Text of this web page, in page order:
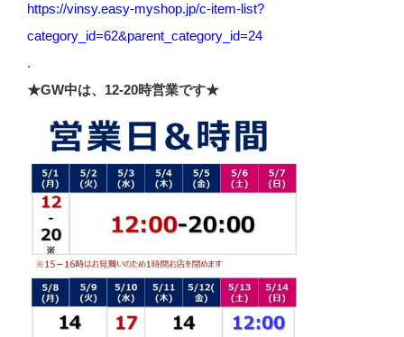
https://vinsy.easy-myshop.jp/c-item-list?
category_id=62&parent_category_id=24
.
★GW中は、12-20時営業です★